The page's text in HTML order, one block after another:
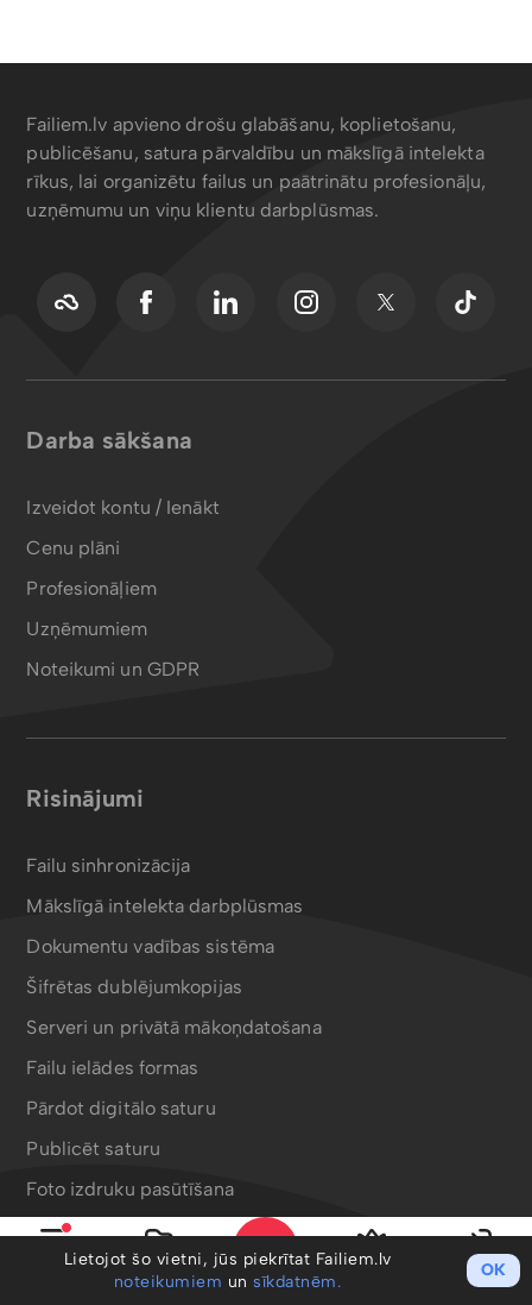
Mani faili Ieiet
Failiem.lv apvieno drošu glabāšanu, koplietošanu,
publicēšanu, satura pārvaldību un mākslīgā intelekta
rīkus, lai organizētu failus un paātrinātu profesionāļu,
uzņēmumu un viņu klientu darbplūsmas.
Darba sākšana
Izveidot kontu / Ienākt
Cenu plāni
Profesionāļiem
Uzņēmumiem
Noteikumi un GDPR
Risinājumi
Failu sinhronizācija
Mākslīgā intelekta darbplūsmas
Dokumentu vadības sistēma
Šifrētas dublējumkopijas
Serveri un privātā mākoņdatošana
Failu ielādes formas
Pārdot digitālo saturu
Publicēt saturu
Foto izdruku pasūtīšana
Bergafoto drukas produkti
Lietojot šo vietni, jūs piekrītat Failiem.lv
noteikumiem unsīkdatnēm.
OK